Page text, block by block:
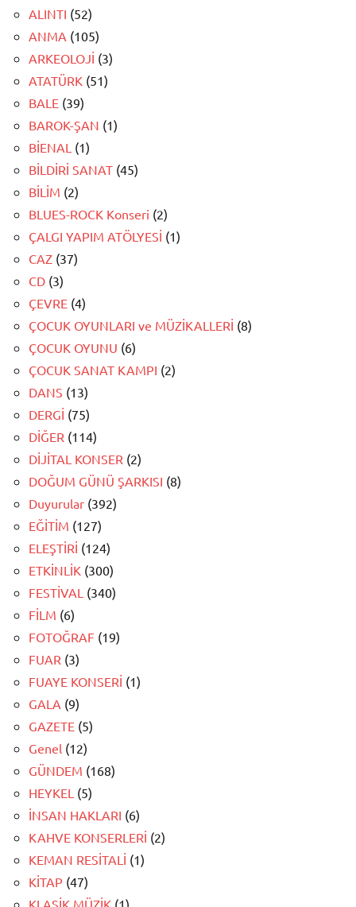
ALINTI (52)
ANMA (105)
ARKEOLOJİ (3)
ATATÜRK (51)
BALE (39)
BAROK-ŞAN (1)
BİENAL (1)
BİLDİRİ SANAT (45)
BİLİM (2)
BLUES-ROCK Konseri (2)
ÇALGI YAPIM ATÖLYESİ (1)
CAZ (37)
CD (3)
ÇEVRE (4)
ÇOCUK OYUNLARI ve MÜZİKALLERİ (8)
ÇOCUK OYUNU (6)
ÇOCUK SANAT KAMPI (2)
DANS (13)
DERGİ (75)
DİĞER (114)
DİJİTAL KONSER (2)
DOĞUM GÜNÜ ŞARKISI (8)
Duyurular (392)
EĞİTİM (127)
ELEŞTİRİ (124)
ETKİNLİK (300)
FESTİVAL (340)
FİLM (6)
FOTOĞRAF (19)
FUAR (3)
FUAYE KONSERİ (1)
GALA (9)
GAZETE (5)
Genel (12)
GÜNDEM (168)
HEYKEL (5)
İNSAN HAKLARI (6)
KAHVE KONSERLERİ (2)
KEMAN RESİTALİ (1)
KİTAP (47)
KLASİK MÜZİK (1)